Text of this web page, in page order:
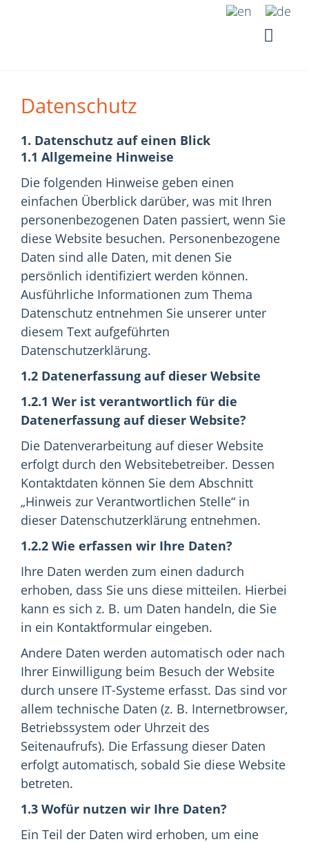
Datenschutz
1. Datenschutz auf einen Blick
1.1 Allgemeine Hinweise
Die folgenden Hinweise geben einen
einfachen Überblick darüber, was mit Ihren
personenbezogenen Daten passiert, wenn Sie
diese Website besuchen. Personenbezogene
Daten sind alle Daten, mit denen Sie
persönlich identifiziert werden können.
Ausführliche Informationen zum Thema
Datenschutz entnehmen Sie unserer unter
diesem Text aufgeführten
Datenschutzerklärung.
1.2 Datenerfassung auf dieser Website
1.2.1 Wer ist verantwortlich für die
Datenerfassung auf dieser Website?
Die Datenverarbeitung auf dieser Website
erfolgt durch den Websitebetreiber. Dessen
Kontaktdaten können Sie dem Abschnitt
„Hinweis zur Verantwortlichen Stelle“ in
dieser Datenschutzerklärung entnehmen.
1.2.2 Wie erfassen wir Ihre Daten?
Ihre Daten werden zum einen dadurch
erhoben, dass Sie uns diese mitteilen. Hierbei
kann es sich z. B. um Daten handeln, die Sie
in ein Kontaktformular eingeben.
Andere Daten werden automatisch oder nach
Ihrer Einwilligung beim Besuch der Website
durch unsere IT-Systeme erfasst. Das sind vor
allem technische Daten (z. B. Internetbrowser,
Betriebssystem oder Uhrzeit des
Seitenaufrufs). Die Erfassung dieser Daten
erfolgt automatisch, sobald Sie diese Website
betreten.
1.3 Wofür nutzen wir Ihre Daten?
Ein Teil der Daten wird erhoben, um eine